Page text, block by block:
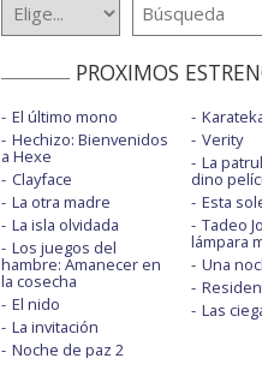
PROXIMOS
El último mono
Hechizo: Bienvenidos
a Hexe
Clayface
La otra madre
La isla olvidada
Los juegos del
hambre: Amanecer en
la cosecha
El nido
La invitación
Noche de paz 2
Verity
La
dino
Esta
Tadeo
lámpara
Una
Las